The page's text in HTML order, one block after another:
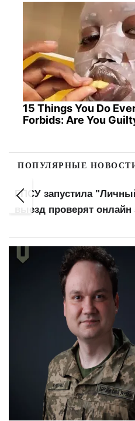
15 Things You Do
Forbids: Are You
ПОПУЛЯРНЫЕ
"ПриватБанк"
вырастет с сентября